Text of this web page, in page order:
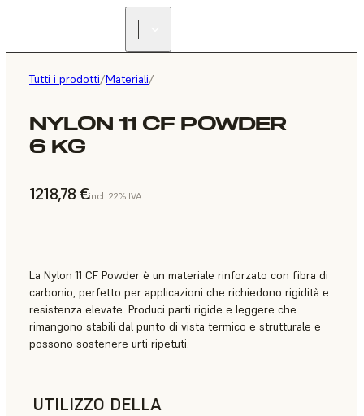
Tutti i prodotti/Materiali/
NYLON 11 CF POWDER
6 KG
1218,78 €incl. 22% IVA
La Nylon 11 CF Powder è un materiale rinforzato con fibra di
carbonio, perfetto per applicazioni che richiedono rigidità e
resistenza elevate. Produci parti rigide e leggere che
rimangono stabili dal punto di vista termico e strutturale e
possono sostenere urti ripetuti.
UTILIZZO DELLA